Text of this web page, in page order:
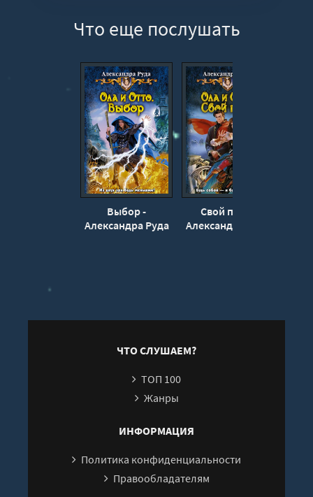
Что еще послушать
Выбор -
Александра Руда
Свой путь -
Александра Руда
ЧТО СЛУШАЕМ?
ТОП 100
Жанры
ИНФОРМАЦИЯ
Политика конфиденциальности
Правообладателям